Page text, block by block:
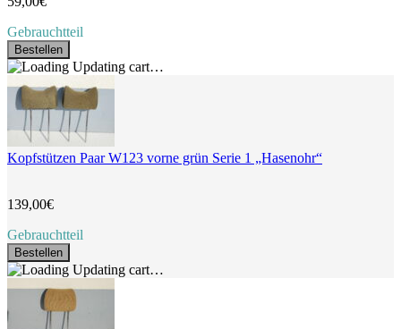
Gebrauchtteil
Bestellen
Updating cart…
Kopfstützen Paar W123 vorne grün Serie 1 „Hasenohr“
139,00€
Gebrauchtteil
Bestellen
Updating cart…